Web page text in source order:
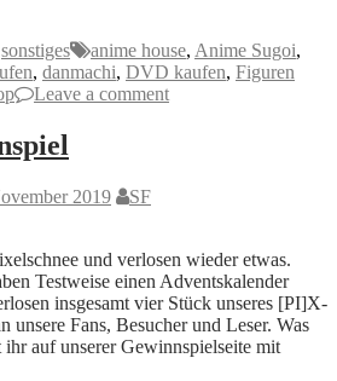
sonstiges anime house, Anime Sugoi,
, danmachi, DVD kaufen, Figuren
Leave a comment
2019 SF
und verlosen wieder etwas.
Testweise einen Adventskalender
insgesamt vier Stück unseres [PI]X-
unsere Fans, Besucher und Leser. Was
auf unserer Gewinnspielseite mit